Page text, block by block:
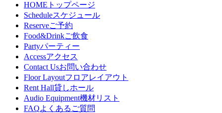
HOME トップページ
Scheduleスケジュール
Reserveご予約
Food&Drinkご飲食
Partyパーティー
Accessアクセス
Contact Usお問い合わせ
Floor Layoutフロアレイアウト
Rent Hall貸しホール
Audio Equipment機材リスト
FAQよくあるご質問